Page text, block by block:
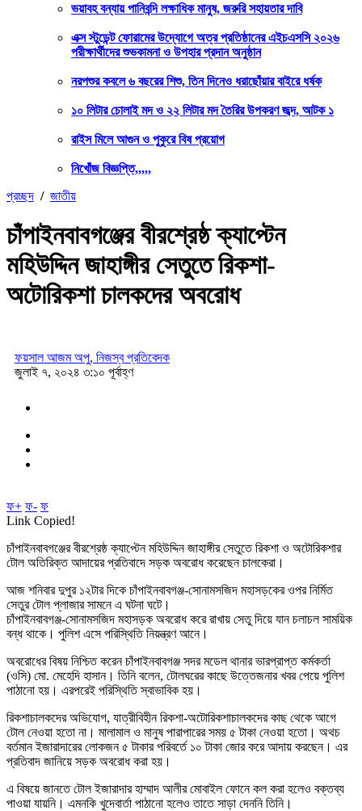
ভয়াবহ বন্যায় পানিবন্দি লক্ষাধিক মানুষ, জরুরি সহায়তার দাবি
এক্স স্টুডেন্ট ফোরামের উদ্যোগে অত্র প্রতিষ্ঠানের এইচএসসি ২০২৬
পরীক্ষার্থীদের শুভকামনা ও উপহার প্রদান অনুষ্ঠান
নরপশুর কবলে ৬ বছরের শিশু, তিন দিনেও ধরাছোঁয়ার বাইরে ধর্ষক
১০ লিটার চোলাই মদ ও ২২ লিটার মদ তৈরির উপকরণ জব্দ, আটক ১
রাইস মিলে আগুন ও পুকুরে বিষ প্রয়োগ
নিখোঁজ বিজ্ঞপ্তি,,,,,
প্রচ্ছদ / জাতীয়
চাঁপাইনবাবগঞ্জের বীরশ্রেষ্ঠ ক্যাপ্টেন
মহিউদ্দিন জাহাঙ্গীর সেতুতে রিকশা-
অটোরিকশা চালকদের অবরোধ
ফয়সাল আজম অপু, নিজস্ব প্রতিবেদক
জুলাই ৭, ২০২৪ ৩:১০ পূর্বাহ্ণ
ফ+ ফ- ফ
Link Copied!
চাঁপাইনবাবগঞ্জের বীরশ্রেষ্ঠ ক্যাপ্টেন মহিউদ্দিন জাহাঙ্গীর সেতুতে রিকশা ও অটোরিকশার
টোল অতিরিক্ত আদায়ের প্রতিবাদে সড়ক অবরোধ করেছেন চালকেরা।
আজ শনিবার দুপুর ১২টার দিকে চাঁপাইনবাবগঞ্জ-সোনামসজিদ মহাসড়কের ওপর নির্মিত
সেতুর টোল প্লাজার সামনে এ ঘটনা ঘটে।
চাঁপাইনবাবগঞ্জ-সোনামসজিদ মহাসড়ক অবরোধ করে রাখায় সেতু দিয়ে যান চলাচল সাময়িক
বন্ধ থাকে। পুলিশ এসে পরিস্থিতি নিয়ন্ত্রণ আনে।
অবরোধের বিষয় নিশ্চিত করেন চাঁপাইনবাবগঞ্জ সদর মডেল থানার ভারপ্রাপ্ত কর্মকর্তা
(ওসি) মো. মেহেদি হাসান। তিনি বলেন, টোলঘরের কাছে উত্তেজনার খবর পেয়ে পুলিশ
পাঠানো হয়। এরপরেই পরিস্থিতি স্বাভাবিক হয়।
রিকশাচালকদের অভিযোগ, যাত্রীবিহীন রিকশা-অটোরিকশাচালকদের কাছ থেকে আগে
টোল নেওয়া হতো না। মালামাল ও মানুষ পারাপারের সময় ৫ টাকা নেওয়া হতো। অথচ
বর্তমান ইজারাদারের লোকজন ৫ টাকার পরিবর্তে ১০ টাকা জোর করে আদায় করছেন। এর
প্রতিবাদ জানিয়ে সড়ক অবরোধ করা হয়।
এ বিষয়ে জানতে টোল ইজারাদার হাম্মাদ আলীর মোবাইল ফোনে কল করা হলেও বক্তব্য
পাওয়া যায়নি। এমনকি খুদেবার্তা পাঠানো হলেও তাতে সাড়া দেননি তিনি।